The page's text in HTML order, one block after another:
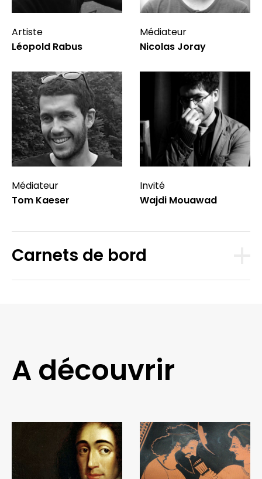
Artiste
Léopold Rabus
Médiateur
Nicolas Joray
Médiateur
Tom Kaeser
Invité
Wajdi Mouawad
Carnets de bord
A découvrir